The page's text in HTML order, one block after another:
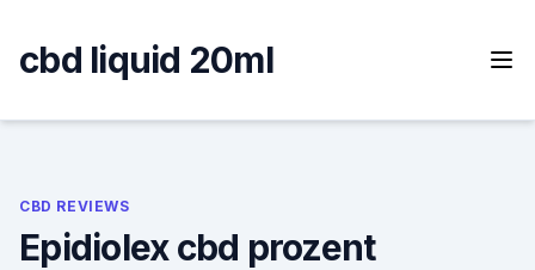
content
cbd liquid 20ml
CBD REVIEWS
Epidiolex cbd prozent